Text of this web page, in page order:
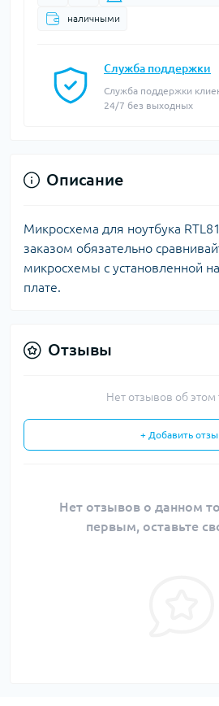
наличными
Служба поддержки
Служба поддержки
24/7 без выходных
Описание
Микросхема для ноутбука
заказом обязательно
микросхемы с установленной
плате.
Отзывы
Нет отзывов об этом
+ Добавить
Нет отзывов о данном
первым, оставьте